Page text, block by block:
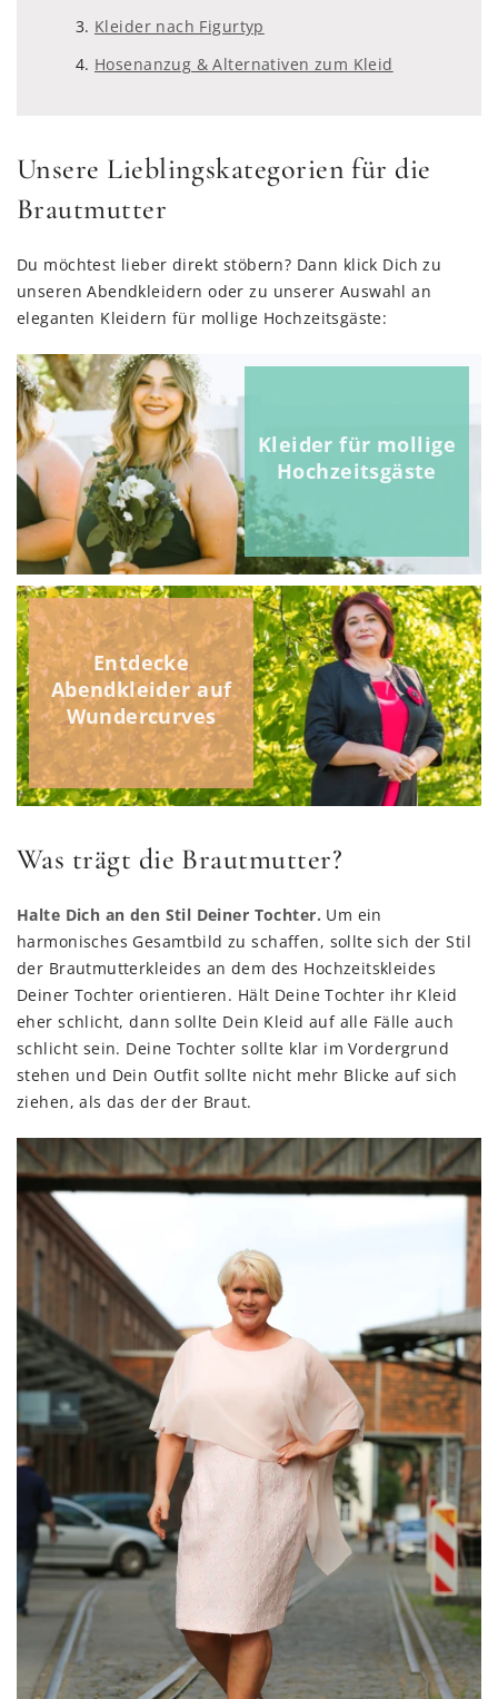
Kleider nach Figurtyp
Hosenanzug & Alternativen zum Kleid
Unsere Lieblingskategorien für die
Brautmutter
Du möchtest lieber direkt stöbern? Dann klick Dich zu
unseren Abendkleidern oder zu unserer Auswahl an
eleganten Kleidern für mollige Hochzeitsgäste:
Kleider für mollige
Hochzeitsgäste
Entdecke
Abendkleider auf
Wundercurves
Was trägt die Brautmutter?
Halte Dich an den Stil Deiner Tochter. Um ein
harmonisches Gesamtbild zu schaffen, sollte sich der Stil
der Brautmutterkleides an dem des Hochzeitskleides
Deiner Tochter orientieren. Hält Deine Tochter ihr Kleid
eher schlicht, dann sollte Dein Kleid auf alle Fälle auch
schlicht sein. Deine Tochter sollte klar im Vordergrund
stehen und Dein Outfit sollte nicht mehr Blicke auf sich
ziehen, als das der der Braut.